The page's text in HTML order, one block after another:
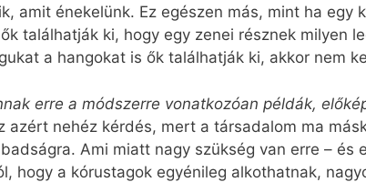
amit énekelünk. Ez egészen más, mint ha
találhatják ki, hogy egy zenei résznek milyen
a hangokat is ők találhatják ki, akkor nem
erre a módszerre vonatkozóan példák,
azért nehéz kérdés, mert a társadalom ma
Ami miatt nagy szükség van erre – és
hogy a kórustagok egyénileg alkothatnak,